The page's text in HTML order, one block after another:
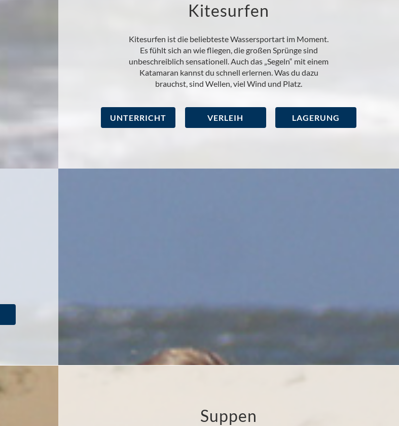
Kitesurfen
Kitesurfen ist die beliebteste Wassersportart im Moment.
Es fühlt sich an wie fliegen, die großen Sprünge sind
unbeschreiblich sensationell. Auch das „Segeln“ mit einem
Katamaran kannst du schnell erlernen. Was du dazu
brauchst, sind Wellen, viel Wind und Platz.
UNTERRICHT VERLEIH LAGERUNG
Suppen